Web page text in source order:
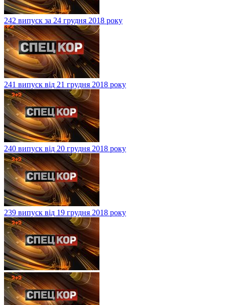
242 випуск за 24 грудня 2018 року
241 випуск від 21 грудня 2018 року
240 випуск від 20 грудня 2018 року
239 випуск від 19 грудня 2018 року